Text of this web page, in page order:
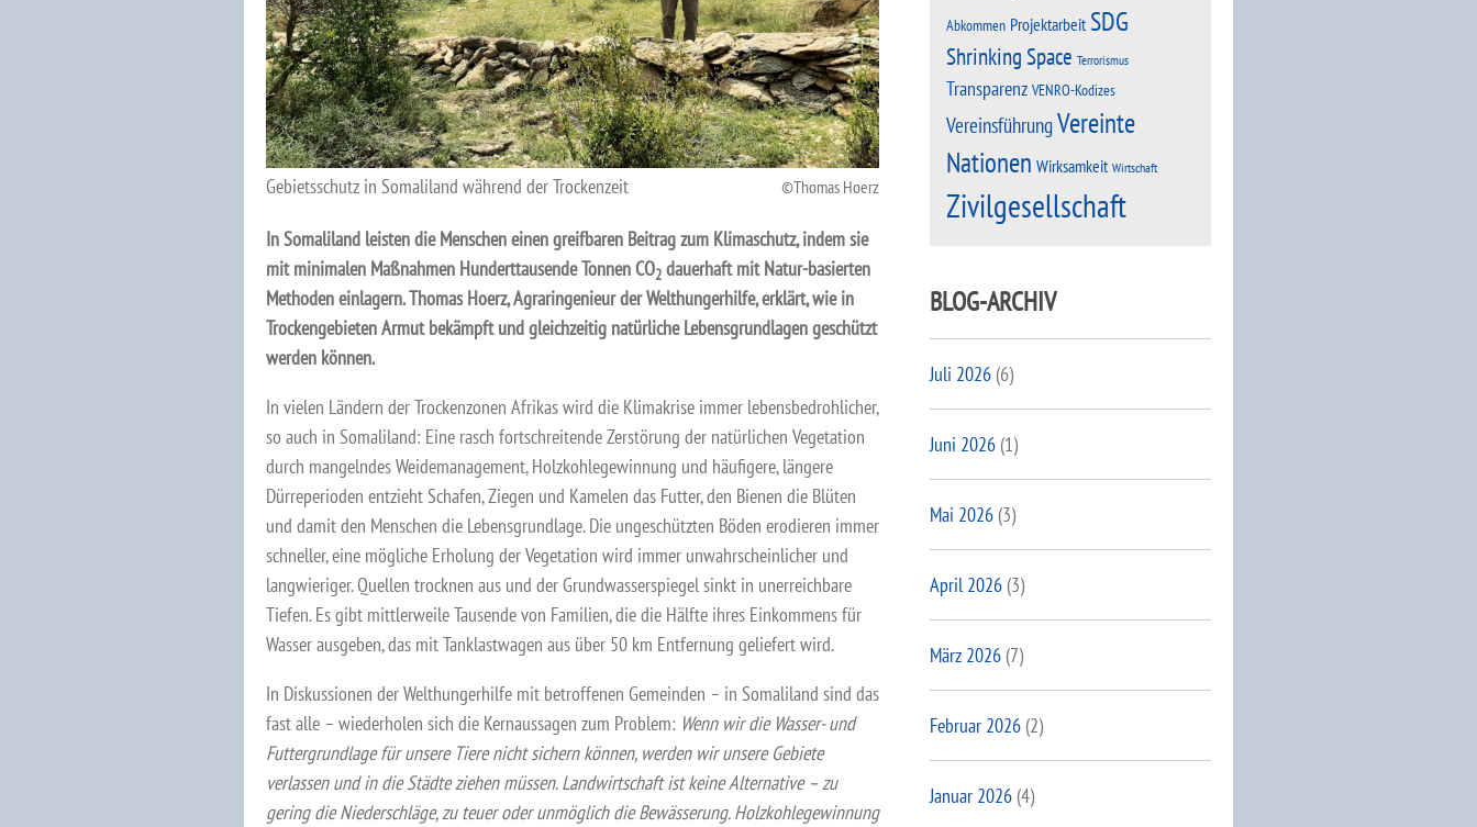
Gebietsschutz in Somaliland während der Trockenzeit Thomas Hoerz
In Somaliland leisten die Menschen einen greifbaren Beitrag zum Klimaschutz, indem sie
mit minimalen Maßnahmen Hunderttausende Tonnen CO2 dauerhaft mit Natur-basierten
Methoden einlagern.Thomas Hoerz, Agraringenieur der Welthungerhilfe, erklärt, wie in
Trockengebieten Armut bekämpft und gleichzeitig natürliche Lebensgrundlagen geschützt
werden können.
In vielen Ländern der Trockenzonen Afrikas wird die Klimakrise immer lebensbedrohlicher,
so auch in Somaliland: Eine rasch fortschreitende Zerstörung der natürlichen Vegetation
durch mangelndes Weidemanagement, Holzkohlegewinnung und häufigere, längere
Dürreperioden entzieht Schafen, Ziegen und Kamelen das Futter, den Bienen die Blüten
und damit den Menschen die Lebensgrundlage. Die ungeschützten Böden erodieren immer
schneller, eine mögliche Erholung der Vegetation wird immer unwahrscheinlicher und
langwieriger. Quellen trocknen aus und der Grundwasserspiegel sinkt in unerreichbare
Tiefen. Es gibt mittlerweile Tausende von Familien, die die Hälfte ihres Einkommens für
Wasser ausgeben, das mit Tanklastwagen aus über 50 km Entfernung geliefert wird.
In Diskussionen der Welthungerhilfe mit betroffenen Gemeinden – in Somaliland sind das
fast alle – wiederholen sich die Kernaussagen zum Problem: Wenn wir die Wasser- und
Futtergrundlage für unsere Tiere nicht sichern können, werden wir unsere Gebiete
verlassen und in die Städte ziehen müssen. Landwirtschaft ist keine Alternative – zu
gering die Niederschläge, zu teuer oder unmöglich die Bewässerung. Holzkohlegewinnung
Abkommen Projektarbeit SDG
Shrinking Space Terrorismus
Transparenz VENRO-Kodizes
VereinsführungVereinte
Nationen Wirksamkeit Wirtschaft
Zivilgesellschaft
BLOG-ARCHIV
Juli 2026(6)
Juni 2026(1)
Mai 2026(3)
April 2026(3)
März 2026(7)
Februar 2026(2)
Januar 2026(4)